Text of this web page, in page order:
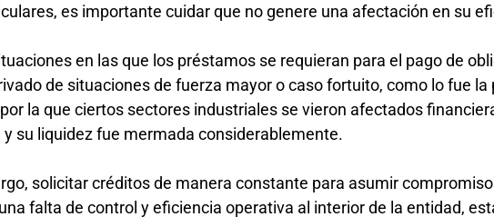
es importante cuidar que no genere una afectación en su
en las que los préstamos se requieran para el pago de
de situaciones de fuerza mayor o caso fortuito, como lo fue la
la que ciertos sectores industriales se vieron afectados
y su liquidez fue mermada considerablemente.
solicitar créditos de manera constante para asumir
falta de control y eficiencia operativa al interior de la entidad,